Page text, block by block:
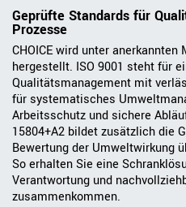
Geprüfte Standards für
Prozesse
CHOICE wird unter
hergestellt. ISO 9001 steht für
Qualitätsmanagement mit
für systematisches
Arbeitsschutz und sichere
15804+A2 bildet zusätzlich die
Bewertung der Umweltwirkung
So erhalten Sie eine
Verantwortung und
zusammenkommen.